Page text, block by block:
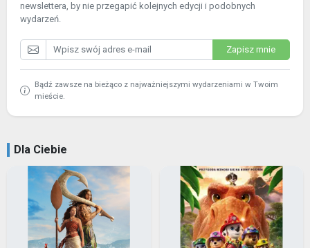
newslettera, by nie przegapić kolejnych edycji i podobnych
wydarzeń.
Zapisz mnie
Bądź zawsze na bieżąco z najważniejszymi wydarzeniami w Twoim
mieście.
Dla Ciebie